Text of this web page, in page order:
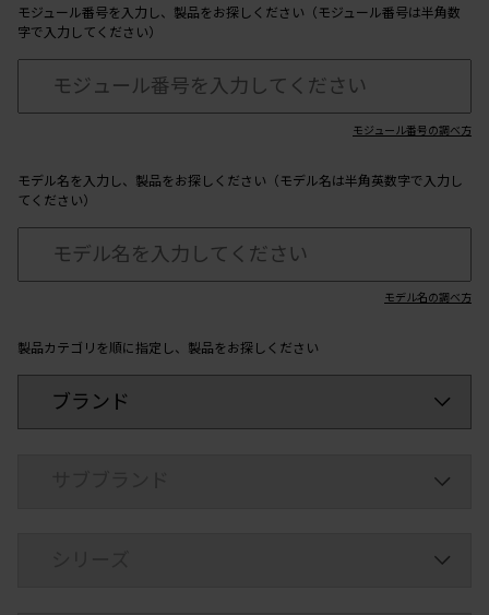
モジュール番号を入力し、製品をお探しください（モジュール番号は半角数
字で入力してください）
モジュール番号の調べ方
モデル名を入力し、製品をお探しください（モデル名は半角英数字で入力し
てください）
モデル名の調べ方
製品カテゴリを順に指定し、製品をお探しください